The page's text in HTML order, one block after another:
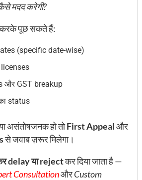
मदद करेगी?
पूछ सकते हैं:
(specific date-wise)
और GST breakup
status
असंतोषजनक हो तोFirst Appealऔर
से जवाब ज़रूर मिलेगा।
delay या rejectकर दिया जाता है —
ConsultationऔरCustom